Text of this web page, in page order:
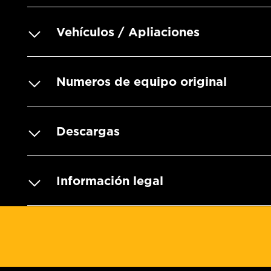
Vehículos / Apliaciones
Numeros de equipo original
Descargas
Información legal